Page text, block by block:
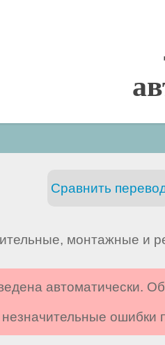
Сравнить
монтажные и
автоматически.
незначительные ошибки